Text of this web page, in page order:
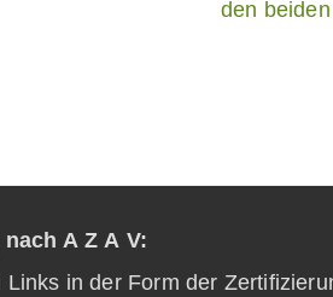
A Z A V:
Links in der Form der